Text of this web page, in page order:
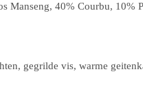
Manseng, 40% Courbu, 10%
gegrilde vis, warme